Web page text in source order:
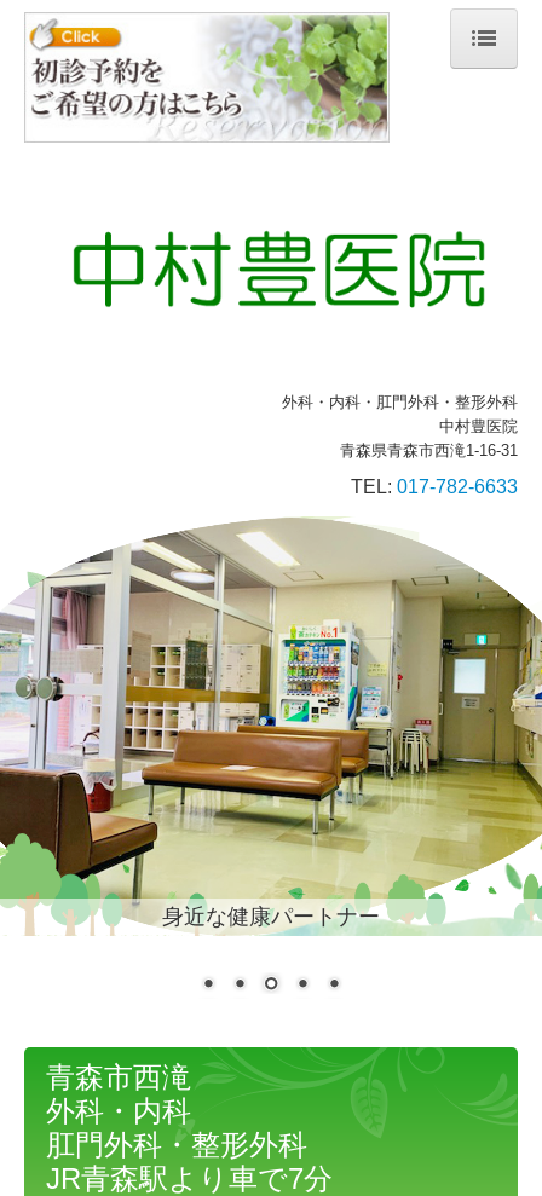
ホーム
院長紹介
初診の方へ
各種健診
外科・内科・肛門外科・整形外科
中村豊医院
青森県青森市西滝1-16-31
TEL: 017-782-6633
身近な健康パートナー
青森市西滝
外科・内科
肛門外科・整形外科
JR青森駅より車で7分